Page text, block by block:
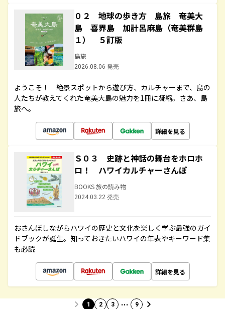
０２ 地球の歩き方 島旅 奄美大
島 喜界島 加計呂麻島（奄美群島
１） ５訂版
島旅
2026.08.06 発売
ようこそ！ 絶景スポットから遊び方、カルチャーまで、島の
人たちが教えてくれた奄美大島の魅力を1冊に凝縮。さあ、島
旅へ。
詳細を見る
Ｓ０３ 史跡と神話の舞台をホロホ
ロ！ ハワイカルチャーさんぽ
BOOKS 旅の読み物
2024.03.22 発売
おさんぽしながらハワイの歴史と文化を楽しく学ぶ最強のガイ
ドブックが誕生。知っておきたいハワイの年表やキーワード集
も必読
詳細を見る
1 2 3 … 9